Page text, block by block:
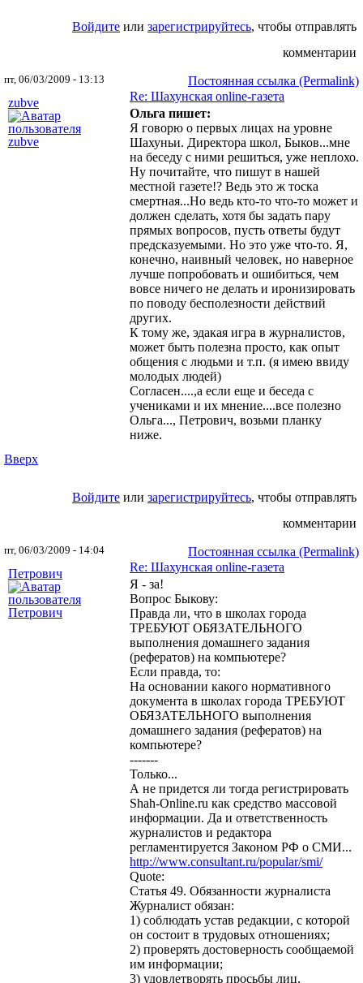
Войдите или зарегистрируйтесь, чтобы отправлять
комментарии
пт, 06/03/2009 - 13:13
Постоянная ссылка (Permalink)
zubve
Re: Шахунская оnline-газета
Ольга пишет:
Я говорю о первых лицах на уровне
Шахуньи. Директора школ, Быков...мне
на беседу с ними решиться, уже неплохо.
Ну почитайте, что пишут в нашей
местной газете!? Ведь это ж тоска
смертная...Но ведь кто-то что-то может и
должен сделать, хотя бы задать пару
прямых вопросов, пусть ответы будут
предсказуемыми. Но это уже что-то. Я,
конечно, наивный человек, но наверное
лучше попробовать и ошибиться, чем
вовсе ничего не делать и иронизировать
по поводу бесполезности действий
других.
К тому же, эдакая игра в журналистов,
может быть полезна просто, как опыт
общения с людьми и т.п. (я имею ввиду
молодых людей)
Согласен....,а если еще и беседа с
учениками и их мнение....все полезно
Ольга..., Петрович, возьми планку
ниже.
Вверх
Войдите или зарегистрируйтесь, чтобы отправлять
комментарии
пт, 06/03/2009 - 14:04
Постоянная ссылка (Permalink)
Петрович
Re: Шахунская оnline-газета
Я - за!
Вопрос Быкову:
Правда ли, что в школах города
ТРЕБУЮТ ОБЯЗАТЕЛЬНОГО
выполнения домашнего задания
(рефератов) на компьютере?
Если правда, то:
На основании какого нормативного
документа в школах города ТРЕБУЮТ
ОБЯЗАТЕЛЬНОГО выполнения
домашнего задания (рефератов) на
компьютере?
-------
Только...
А не придется ли тогда регистрировать
Shah-Online.ru как средство массовой
информации. Да и ответственность
журналистов и редактора
регламентируется Законом РФ о СМИ...
http://www.consultant.ru/popular/smi/
Quote:
Статья 49. Обязанности журналиста
Журналист обязан:
1) соблюдать устав редакции, с которой
он состоит в трудовых отношениях;
2) проверять достоверность сообщаемой
им информации;
3) удовлетворять просьбы лиц,